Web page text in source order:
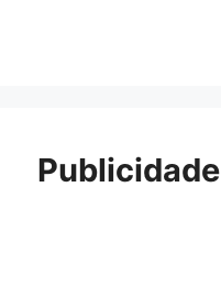
Publicidade